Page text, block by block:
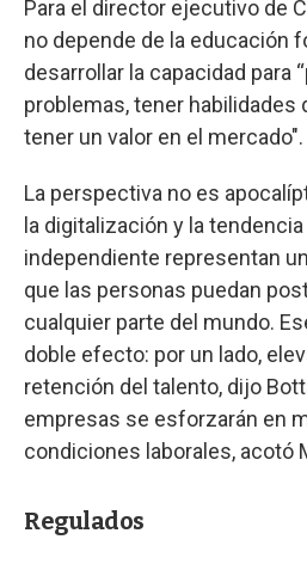
Para el director ejecutivo de
no depende de la educación
desarrollar la capacidad para
problemas, tener habilidades
tener un valor en el mercado".
La perspectiva no es
la digitalización y la
independiente representan
que las personas puedan
cualquier parte del mundo.
doble efecto: por un lado,
retención del talento, dijo
empresas se esforzarán en
condiciones laborales, acotó
Regulados